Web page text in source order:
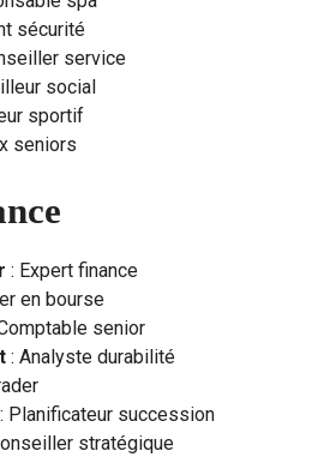
sécurité
service
social
sportif
seniors
: Expert finance
en bourse
senior
: Analyste durabilité
: Planificateur succession
stratégique